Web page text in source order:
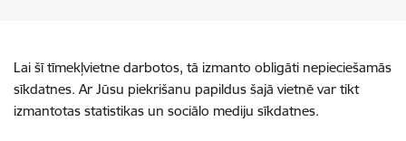
Lai šī tīmekļvietne darbotos, tā izmanto obligāti nepieciešamās
sīkdatnes. Ar Jūsu piekrišanu papildus šajā vietnē var tikt
izmantotas statistikas un sociālo mediju sīkdatnes.